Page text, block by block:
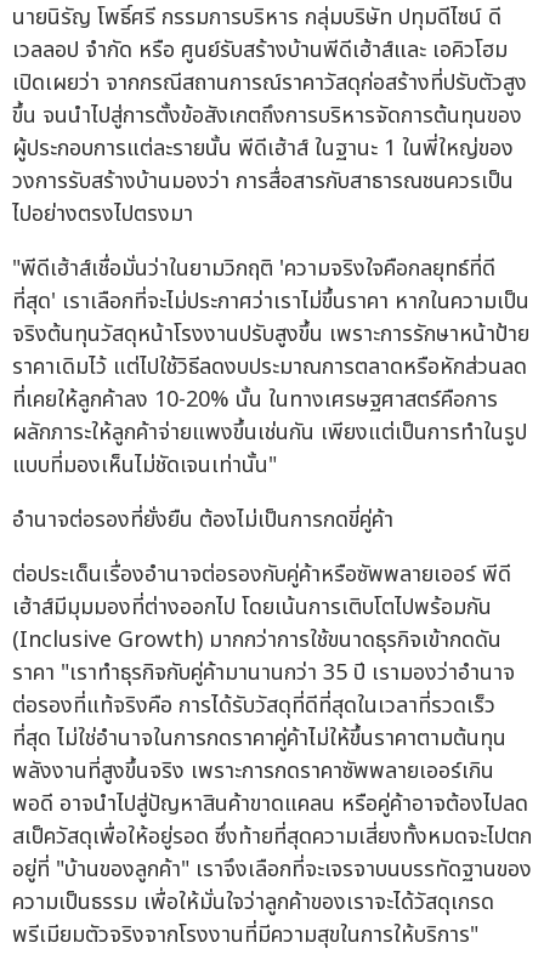
นายนิรัญ โพธิ์ศรี กรรมการบริหาร กลุ่มบริษัท ปทุมดีไซน์ ดี
เวลลอป จำกัด หรือ ศูนย์รับสร้างบ้านพีดีเฮ้าส์และ เอคิวโฮม
เปิดเผยว่า จากกรณีสถานการณ์ราคาวัสดุก่อสร้างที่ปรับตัวสูง
ขึ้น จนนำไปสู่การตั้งข้อสังเกตถึงการบริหารจัดการต้นทุนของ
ผู้ประกอบการแต่ละรายนั้น พีดีเฮ้าส์ ในฐานะ 1 ในพี่ใหญ่ของ
วงการรับสร้างบ้านมองว่า การสื่อสารกับสาธารณชนควรเป็น
ไปอย่างตรงไปตรงมา
"พีดีเฮ้าส์เชื่อมั่นว่าในยามวิกฤติ 'ความจริงใจคือกลยุทธ์ที่ดี
ที่สุด' เราเลือกที่จะไม่ประกาศว่าเราไม่ขึ้นราคา หากในความเป็น
จริงต้นทุนวัสดุหน้าโรงงานปรับสูงขึ้น เพราะการรักษาหน้าป้าย
ราคาเดิมไว้ แต่ไปใช้วิธีลดงบประมาณการตลาดหรือหักส่วนลด
ที่เคยให้ลูกค้าลง 10-20% นั้น ในทางเศรษฐศาสตร์คือการ
ผลักภาระให้ลูกค้าจ่ายแพงขึ้นเช่นกัน เพียงแต่เป็นการทำในรูป
แบบที่มองเห็นไม่ชัดเจนเท่านั้น"
อำนาจต่อรองที่ยั่งยืน ต้องไม่เป็นการกดขี่คู่ค้า
ต่อประเด็นเรื่องอำนาจต่อรองกับคู่ค้าหรือซัพพลายเออร์ พีดี
เฮ้าส์มีมุมมองที่ต่างออกไป โดยเน้นการเติบโตไปพร้อมกัน
(Inclusive Growth) มากกว่าการใช้ขนาดธุรกิจเข้ากดดัน
ราคา "เราทำธุรกิจกับคู่ค้ามานานกว่า 35 ปี เรามองว่าอำนาจ
ต่อรองที่แท้จริงคือ การได้รับวัสดุที่ดีที่สุดในเวลาที่รวดเร็ว
ที่สุด ไม่ใช่อำนาจในการกดราคาคู่ค้าไม่ให้ขึ้นราคาตามต้นทุน
พลังงานที่สูงขึ้นจริง เพราะการกดราคาซัพพลายเออร์เกิน
พอดี อาจนำไปสู่ปัญหาสินค้าขาดแคลน หรือคู่ค้าอาจต้องไปลด
สเป็ควัสดุเพื่อให้อยู่รอด ซึ่งท้ายที่สุดความเสี่ยงทั้งหมดจะไปตก
อยู่ที่ "บ้านของลูกค้า" เราจึงเลือกที่จะเจรจาบนบรรทัดฐานของ
ความเป็นธรรม เพื่อให้มั่นใจว่าลูกค้าของเราจะได้วัสดุเกรด
พรีเมียมตัวจริงจากโรงงานที่มีความสุขในการให้บริการ"